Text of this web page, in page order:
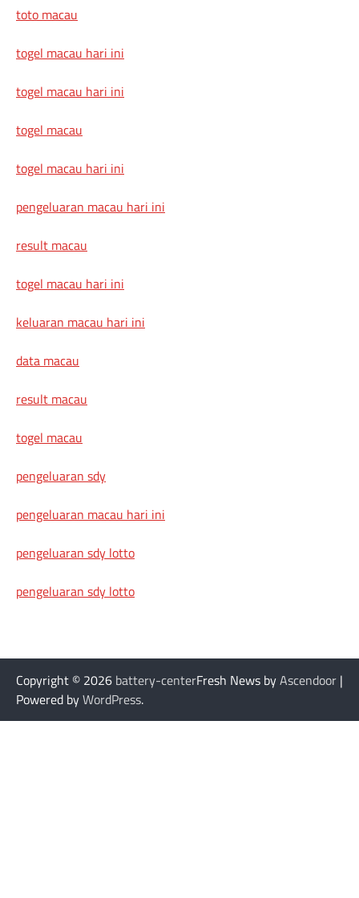
toto macau
togel macau hari ini
togel macau hari ini
togel macau
togel macau hari ini
pengeluaran macau hari ini
result macau
togel macau hari ini
keluaran macau hari ini
data macau
result macau
togel macau
pengeluaran sdy
pengeluaran macau hari ini
pengeluaran sdy lotto
pengeluaran sdy lotto
Copyright © 2026 battery-centerFresh News byAscendoor |
Powered byWordPress.